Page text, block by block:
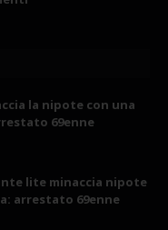
la nipote con una
69enne
lite minaccia nipote
arrestato 69enne